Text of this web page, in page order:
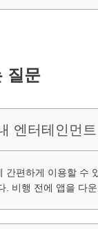
질문
엔터테인먼
간편하게 이용할 수
. 비행 전에 앱을 다